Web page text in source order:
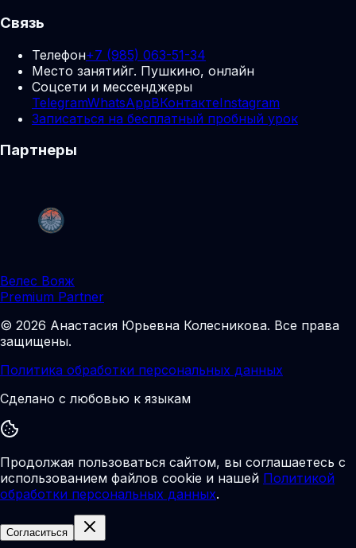
Связь
Телефон+7 (985) 063-51-34
Место занятийг. Пушкино, онлайн
Соцсети и мессенджеры
TelegramWhatsAppВКонтактеInstagram
Записаться на бесплатный пробный урок
Партнеры
Велес Вояж
Premium Partner
© 2026 Анастасия Юрьевна Колесникова. Все права
защищены.
Политика обработки персональных данных
Сделано с любовью к языкам
Продолжая пользоваться сайтом, вы соглашаетесь с
использованием файлов cookie и нашей Политикой
обработки персональных данных.
Согласиться